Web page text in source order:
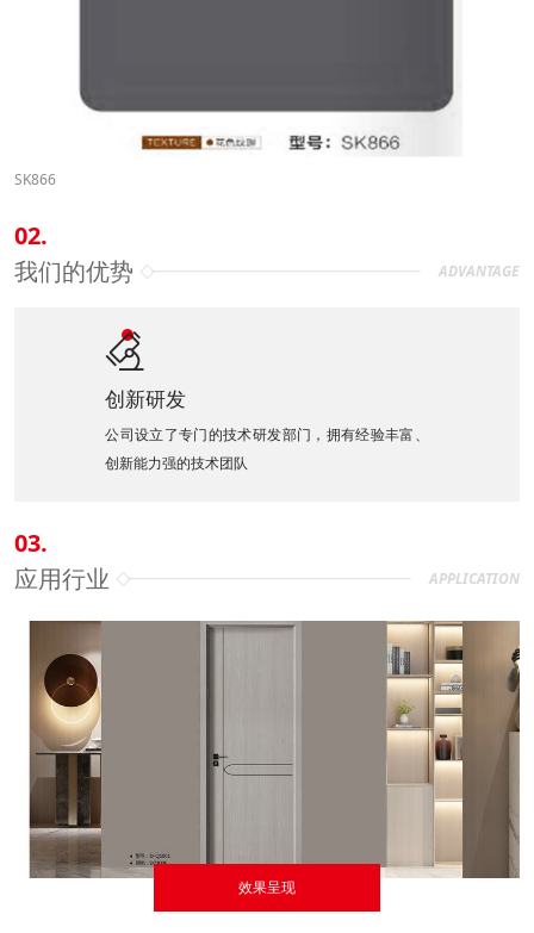
SK866
02.
我们的优势
ADVANTAGE

创新研发
公司设立了专门的技术研发部门，拥有经验丰富、
创新能力强的技术团队
03.
应用行业
APPLICATION
效果呈现